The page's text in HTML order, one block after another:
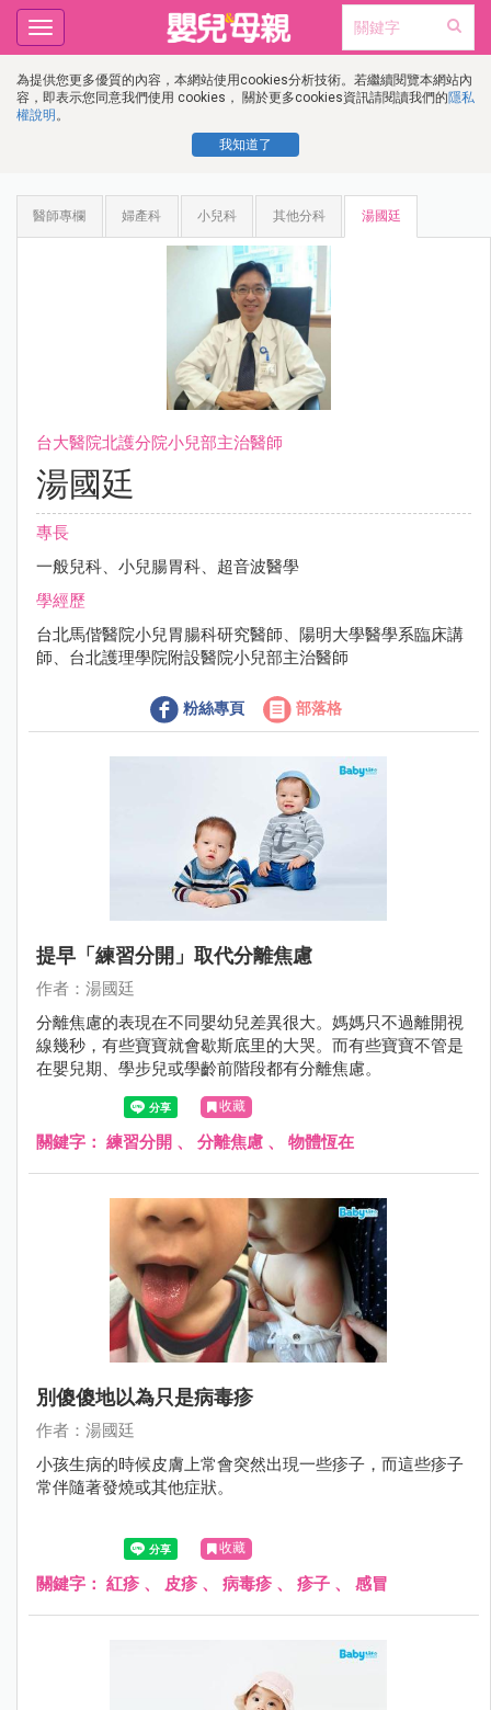
為提供您更多優質的內容，本網站使用cookies分析技術。若繼續閱覽本網站內
容，即表示您同意我們使用 cookies， 關於更多cookies資訊請閱讀我們的隱私
權說明 。
我知道了
Toggle
navigation
醫師專欄 婦產科 小兒科 其他分科 湯國廷
台大醫院北護分院小兒部主治醫師
湯國廷
專長
一般兒科、小兒腸胃科、超音波醫學
學經歷
台北馬偕醫院小兒胃腸科研究醫師、陽明大學醫學系臨床講
師、台北護理學院附設醫院小兒部主治醫師
粉絲專頁 部落格
提早「練習分開」取代分離焦慮
作者：湯國廷
分離焦慮的表現在不同嬰幼兒差異很大。媽媽只不過離開視
線幾秒，有些寶寶就會歇斯底里的大哭。而有些寶寶不管是
在嬰兒期、學步兒或學齡前階段都有分離焦慮。
收藏
關鍵字： 練習分開 、 分離焦慮 、 物體恆在
別傻傻地以為只是病毒疹
作者：湯國廷
小孩生病的時候皮膚上常會突然出現一些疹子，而這些疹子
常伴隨著發燒或其他症狀。
收藏
關鍵字： 紅疹 、 皮疹 、 病毒疹 、 疹子 、 感冒